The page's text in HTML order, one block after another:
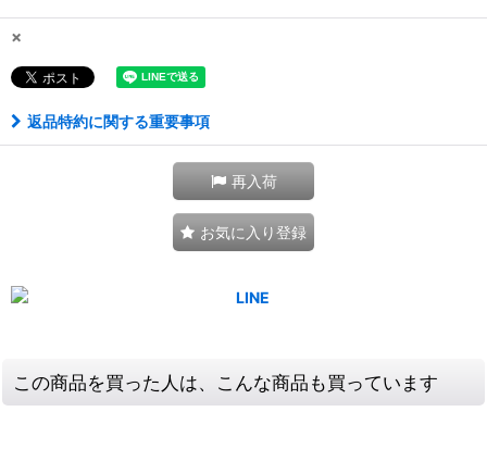
×
返品特約に関する重要事項
再入荷
お気に入り登録
この商品を買った人は、こんな商品も買っています